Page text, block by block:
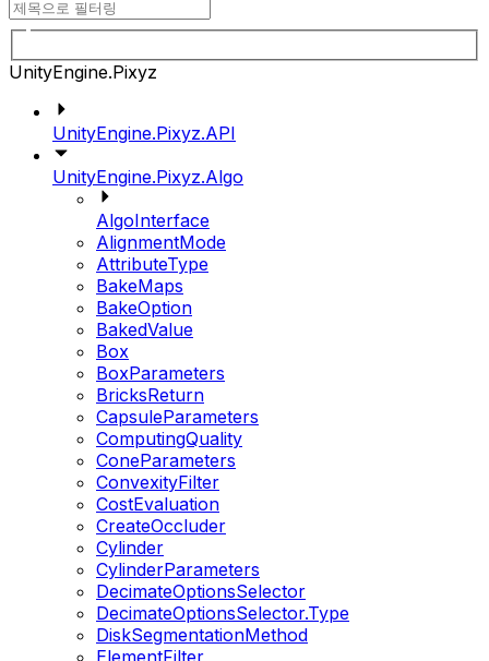
UnityEngine.Pixyz
UnityEngine.Pixyz.API
UnityEngine.Pixyz.Algo
AlgoInterface
AlignmentMode
AttributeType
BakeMaps
BakeOption
BakedValue
Box
BoxParameters
BricksReturn
CapsuleParameters
ComputingQuality
ConeParameters
ConvexityFilter
CostEvaluation
CreateOccluder
Cylinder
CylinderParameters
DecimateOptionsSelector
DecimateOptionsSelector.Type
DiskSegmentationMethod
ElementFilter